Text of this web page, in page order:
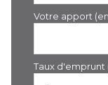
Votre apport
Taux d'emprunt